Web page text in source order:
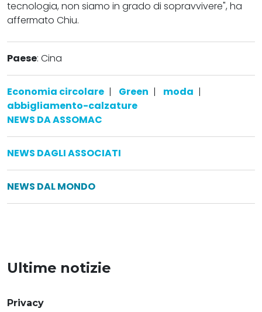
tecnologia, non siamo in grado di sopravvivere", ha
affermato Chiu.
Paese: Cina
Economia circolare | Green | moda |
abbigliamento-calzature
NEWS DA ASSOMAC
NEWS DAGLI ASSOCIATI
NEWS DAL MONDO
Ultime notizie
Privacy